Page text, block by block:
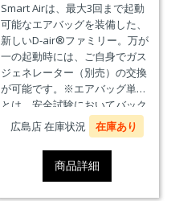
Smart Airは、最大3回まで起動
可能なエアバッグを装備した、
新しいD-air®ファミリー。万が
一の起動時には、ご自身でガス
ジェネレーター（別売）の交換
が可能です。※エアバッグ単体
とは、安全試験においてバック
プロテクターとの併用を必要と
せず、エアバッグことを指しま
広島店 在庫状況 在庫あり
商品詳細